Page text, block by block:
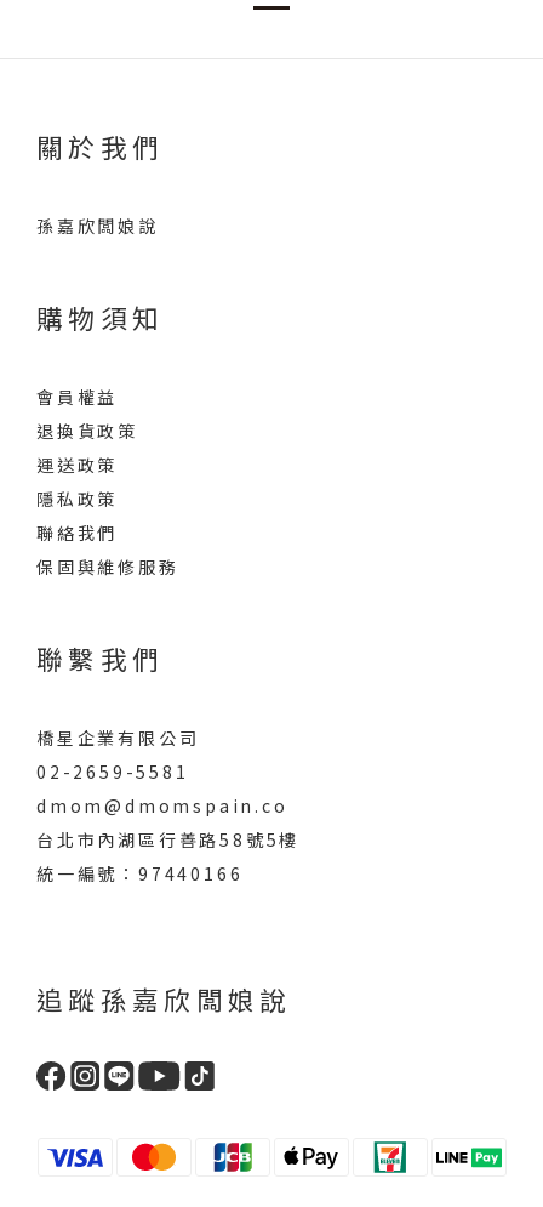
關於我們
孫嘉欣闆娘說
購物須知
會員權益
退換貨政策
運送政策
隱私政策
聯絡我們
保固與維修服務
聯繫我們
橋星企業有限公司
02-2659-5581
dmom@dmomspain.co
台北市內湖區行善路58號5樓
統一編號：97440166
追蹤孫嘉欣闆娘說